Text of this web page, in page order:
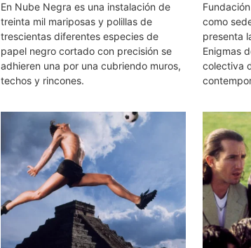
En Nube Negra es una instalación de
treinta mil mariposas y polillas de
trescientas diferentes especies de
papel negro cortado con precisión se
adhieren una por una cubriendo muros,
techos y rincones.
como
presenta
Enigmas
colectiva